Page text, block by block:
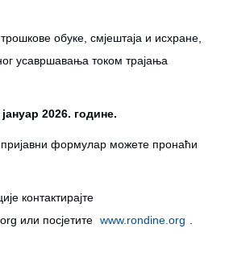
обуке, смјештаја и исхране,
усавршавања током трајања
2026. године.
формулар можете пронаћи
контактирајте
или посјетите www.rondine.org